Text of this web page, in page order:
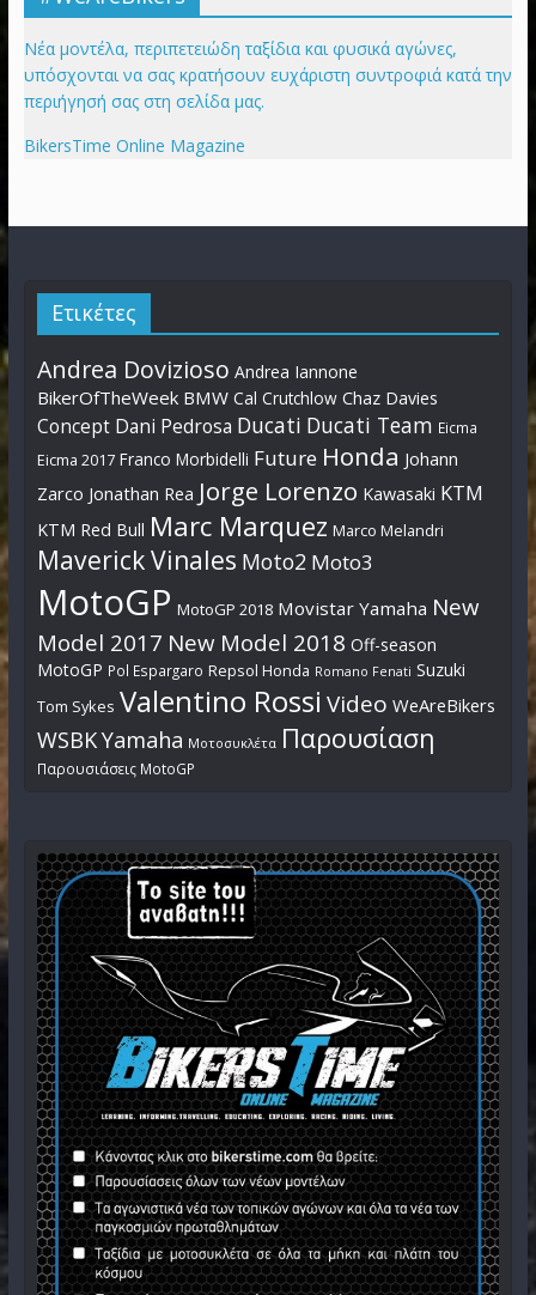
Νέα μοντέλα, περιπετειώδη ταξίδια και φυσικά αγώνες,
υπόσχονται να σας κρατήσουν ευχάριστη συντροφιά κατά την
περιήγησή σας στη σελίδα μας.
BikersTime Online Magazine
Ετικέτες
Andrea Dovizioso Andrea Iannone
BikerOfTheWeek BMW Cal Crutchlow Chaz Davies
Concept Dani Pedrosa Ducati Ducati Team Eicma
Eicma 2017 Franco Morbidelli Future Honda Johann
Zarco Jonathan Rea Jorge Lorenzo Kawasaki KTM
KTM Red Bull Marc Marquez Marco Melandri
Maverick Vinales Moto2 Moto3
MotoGP MotoGP 2018 Movistar Yamaha New
Model 2017 New Model 2018 Off-season
MotoGP Pol Espargaro Repsol Honda Romano Fenati Suzuki
Tom Sykes Valentino Rossi Video WeAreBikers
WSBKYamaha Μοτοσυκλέτα Παρουσίαση
Παρουσιάσεις MotoGP